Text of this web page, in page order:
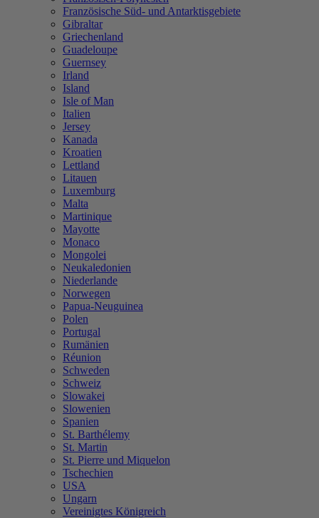
Französische Süd- und Antarktisgebiete
Gibraltar
Griechenland
Guadeloupe
Guernsey
Irland
Island
Isle of Man
Italien
Jersey
Kanada
Kroatien
Lettland
Litauen
Luxemburg
Malta
Martinique
Mayotte
Monaco
Mongolei
Neukaledonien
Niederlande
Norwegen
Papua-Neuguinea
Polen
Portugal
Rumänien
Réunion
Schweden
Schweiz
Slowakei
Slowenien
Spanien
St. Barthélemy
St. Martin
St. Pierre und Miquelon
Tschechien
USA
Ungarn
Vereinigtes Königreich